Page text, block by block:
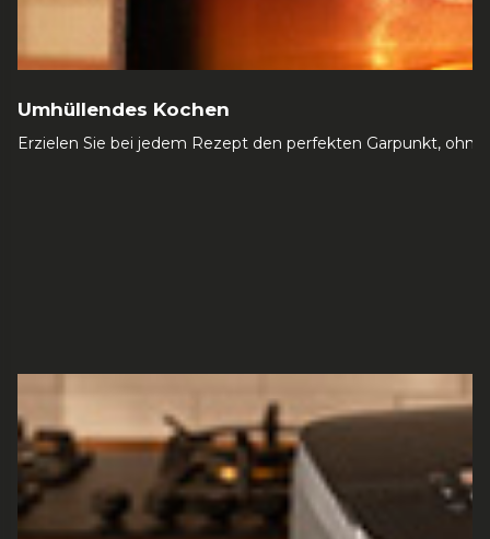
Umhüllendes Kochen
Erzielen Sie bei jedem Rezept den perfekten Garpunkt,